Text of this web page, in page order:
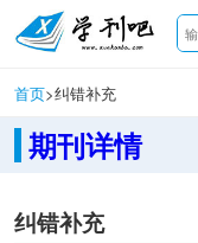
首页>纠错补充
期刊详情
纠错补充